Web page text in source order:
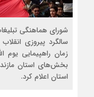
شورای هماهنگی
سالگرد پیروزی
استان اعلام کرد.